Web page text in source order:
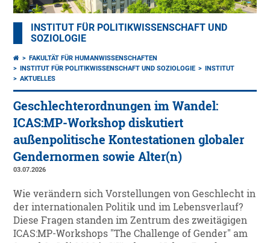
INSTITUT FÜR POLITIKWISSENSCHAFT UND
SOZIOLOGIE
FAKULTÄT FÜR HUMANWISSENSCHAFTEN
INSTITUT FÜR POLITIKWISSENSCHAFT UND SOZIOLOGIE
INSTITUT
AKTUELLES
Geschlechterordnungen im Wandel:
ICAS:MP-Workshop diskutiert
außenpolitische Kontestationen globaler
Gendernormen sowie Alter(n)
03.07.2026
Wie verändern sich Vorstellungen von Geschlecht in
der internationalen Politik und im Lebensverlauf?
Diese Fragen standen im Zentrum des zweitägigen
ICAS:MP-Workshops "The Challenge of Gender" am